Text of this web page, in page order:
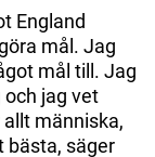
England
mål. Jag
mål till. Jag
jag vet
människa,
bästa, säger